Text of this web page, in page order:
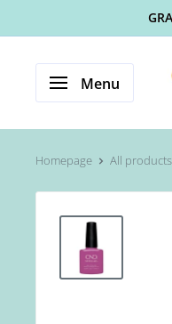
Menu
Homepage All products